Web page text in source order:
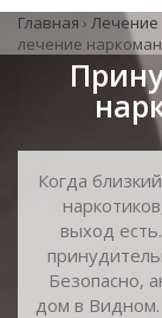
Главная › Лечение
лечение
Когда
выход
Безопасно,
дом в